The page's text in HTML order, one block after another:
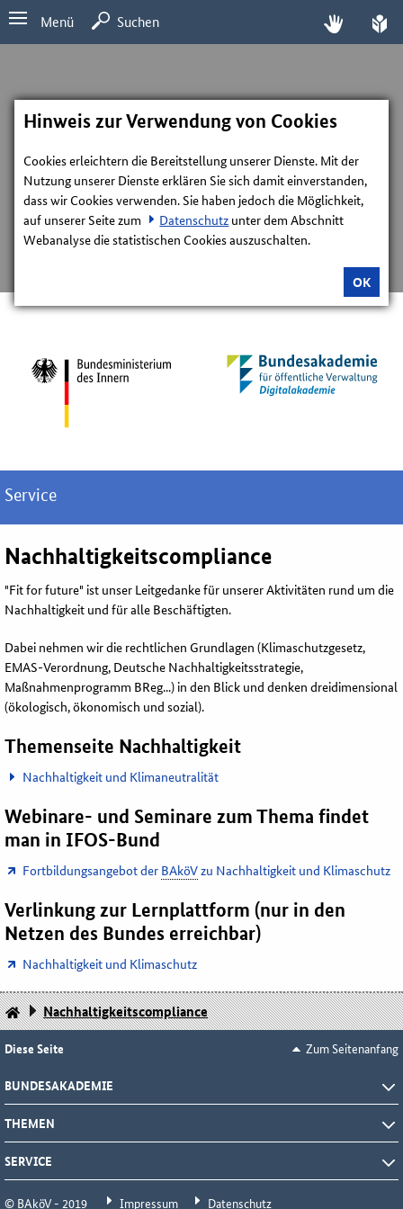
Menü Suchen
Hinweis zur Verwendung von Cookies
Cookies erleichtern die Bereitstellung unserer Dienste. Mit der
Nutzung unserer Dienste erklären Sie sich damit einverstanden,
dass wir Cookies verwenden. Sie haben jedoch die Möglichkeit,
auf unserer Seite zum
Datenschutz unter dem Abschnitt
Webanalyse die statistischen Cookies auszuschalten.
OK
Service
Nachhaltigkeitscompliance
"Fit for future" ist unser Leitgedanke für unserer Aktivitäten rund um die
Nachhaltigkeit und für alle Beschäftigten.
Dabei nehmen wir die rechtlichen Grundlagen (Klimaschutzgesetz,
EMAS-Verordnung, Deutsche Nachhaltigkeitsstrategie,
Maßnahmenprogramm BReg...) in den Blick und denken dreidimensional
(ökologisch, ökonomisch und sozial).
Themenseite Nachhaltigkeit
Nachhaltigkeit und Klimaneutralität
Webinare- und Seminare zum Thema findet
man in IFOS-Bund
Fortbildungsangebot der BAköVzu Nachhaltigkeit und Klimaschutz
Verlinkung zur Lernplattform (nur in den
Netzen des Bundes erreichbar)
Nachhaltigkeit und Klimaschutz
Nachhaltigkeitscompliance
Diese Seite Zum Seitenanfang
BUNDESAKADEMIE
THEMEN
SERVICE
© BAköV - 2019 Impressum Datenschutz